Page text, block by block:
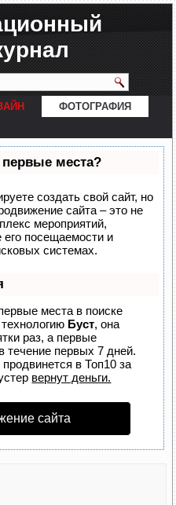
ФОТОГРАФИЯ
первые места?
создать свой сайт, но
сайта – это не
мероприятий,
посещаемости и
системах.
места в поиске
Буст, она
раз, а первые
течение первых 7 дней.
в Топ10 за
вернут деньги.
сайта